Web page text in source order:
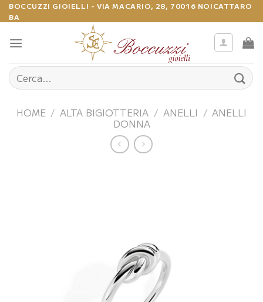
Salta
ai
contenuti
BOCCUZZI GIOIELLI - VIA MACARIO, 28, 70016 NOICATTARO
BA
Cerca:
HOME / ALTA BIGIOTTERIA / ANELLI / ANELLI
DONNA